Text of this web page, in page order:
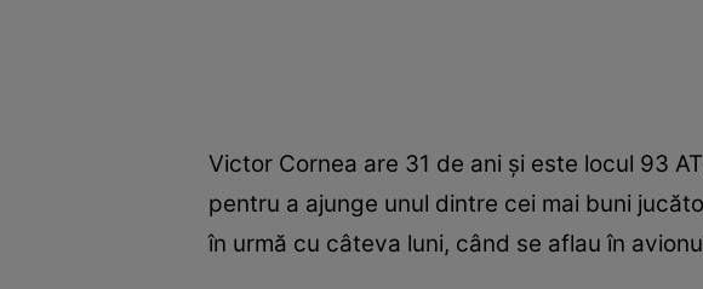
Victor Cornea are 31 de ani și este locul 93
pentru a ajunge unul dintre cei mai buni
în urmă cu câteva luni, când se aflau în